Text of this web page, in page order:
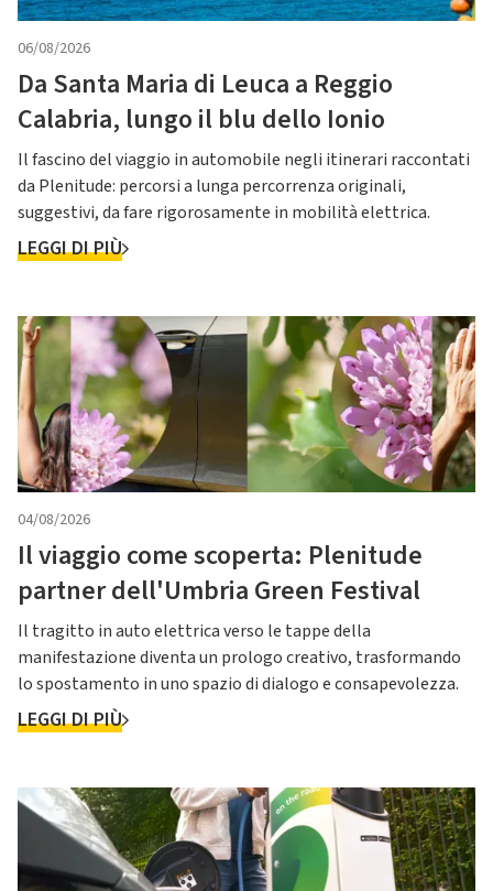
06/08/2026
Da Santa Maria di Leuca a Reggio
Calabria, lungo il blu dello Ionio
Il fascino del viaggio in automobile negli itinerari raccontati
da Plenitude: percorsi a lunga percorrenza originali,
suggestivi, da fare rigorosamente in mobilità elettrica.
LEGGI DI PIÙ
04/08/2026
Il viaggio come scoperta: Plenitude
partner dell'Umbria Green Festival
Il tragitto in auto elettrica verso le tappe della
manifestazione diventa un prologo creativo, trasformando
lo spostamento in uno spazio di dialogo e consapevolezza.
LEGGI DI PIÙ